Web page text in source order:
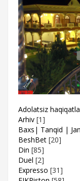
Adolatsiz
Arhiv [1]
Baxs| Tanqid |
BeshBet [20]
Din [85]
Duel [2]
Expresso [31]